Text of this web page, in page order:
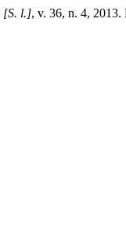
[S. l.], v. 36, n. 4, 2013.